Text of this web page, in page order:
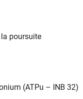
poursuite
(ATPu – INB 32)